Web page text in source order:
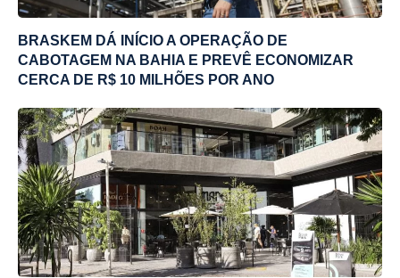
BRASKEM DÁ INÍCIO A OPERAÇÃO DE
CABOTAGEM NA BAHIA E PREVÊ ECONOMIZAR
CERCA DE R$ 10 MILHÕES POR ANO